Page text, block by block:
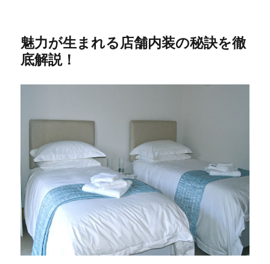
魅力が生まれる店舗内装の秘訣を徹
底解説！